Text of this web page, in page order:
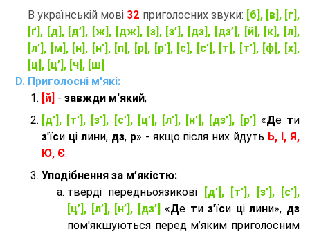
В українській мові 32 приголосних звуки: [б], [в], [г],
[ґ], [д], [д’], [ж], [дж], [з], [з’], [дз], [дз’], [й], [к], [л],
[л’], [м], [н], [н’], [п], [р], [р’], [с], [с’], [т], [т’], [ф], [х],
[ц], [ц’], [ч], [ш]
Приголосні м'які:
[й] - завжди м'який;
[д’], [т’], [з’], [с’], [ц’], [л’], [н’], [дз’], [р’]
«Де ти
з'їси ці лини, дз, р» - якщо після них йдуть Ь, І, Я,
Ю, Є.
Уподібнення за м’якістю:
тверді передньоязикові
[д’], [т’], [з’], [с’],
[ц’], [л’], [н’], [дз’] «Де тиз'їси цілини», дз
пом'якшуються перед м’яким приголосним